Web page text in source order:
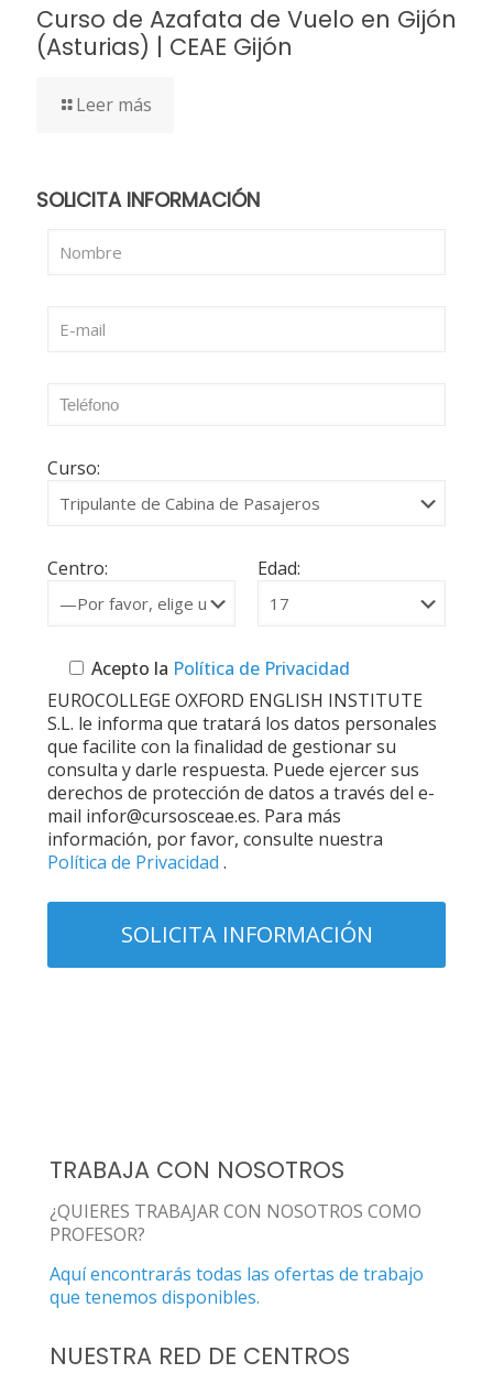
Curso de Azafata de Vuelo en Gijón
(Asturias) | CEAE Gijón
Leer más
SOLICITA INFORMACIÓN
Curso:
Centro: Edad:
Acepto la Política de Privacidad
EUROCOLLEGE OXFORD ENGLISH INSTITUTE
S.L. le informa que tratará los datos personales
que facilite con la finalidad de gestionar su
consulta y darle respuesta. Puede ejercer sus
derechos de protección de datos a través del e-
mail infor@cursosceae.es. Para más
información, por favor, consulte nuestra
Política de Privacidad .
TRABAJA CON NOSOTROS
¿QUIERES TRABAJAR CON NOSOTROS COMO
PROFESOR?
Aquí encontrarás todas las ofertas de trabajo
que tenemos disponibles.
NUESTRA RED DE CENTROS